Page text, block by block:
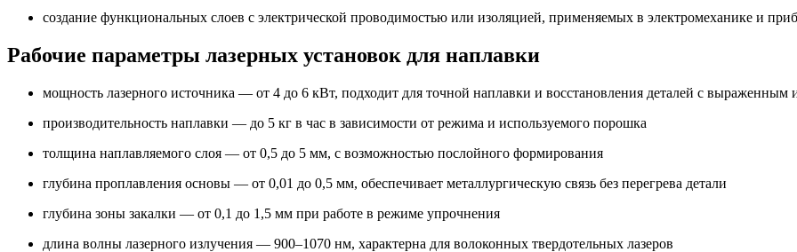
создание функциональных слоев с электрической проводимостью или изоляцией, применяемых в электромеханике и
Рабочие параметры лазерных установок для наплавки
мощность лазерного источника — от 4 до 6 кВт, подходит для точной наплавки и восстановления деталей с выраженным
производительность наплавки — до 5 кг в час в зависимости от режима и используемого порошка
толщина наплавляемого слоя — от 0,5 до 5 мм, с возможностью послойного формирования
глубина проплавления основы — от 0,01 до 0,5 мм, обеспечивает металлургическую связь без перегрева детали
глубина зоны закалки — от 0,1 до 1,5 мм при работе в режиме упрочнения
длина волны лазерного излучения — 900–1070 нм, характерна для волоконных твердотельных лазеров